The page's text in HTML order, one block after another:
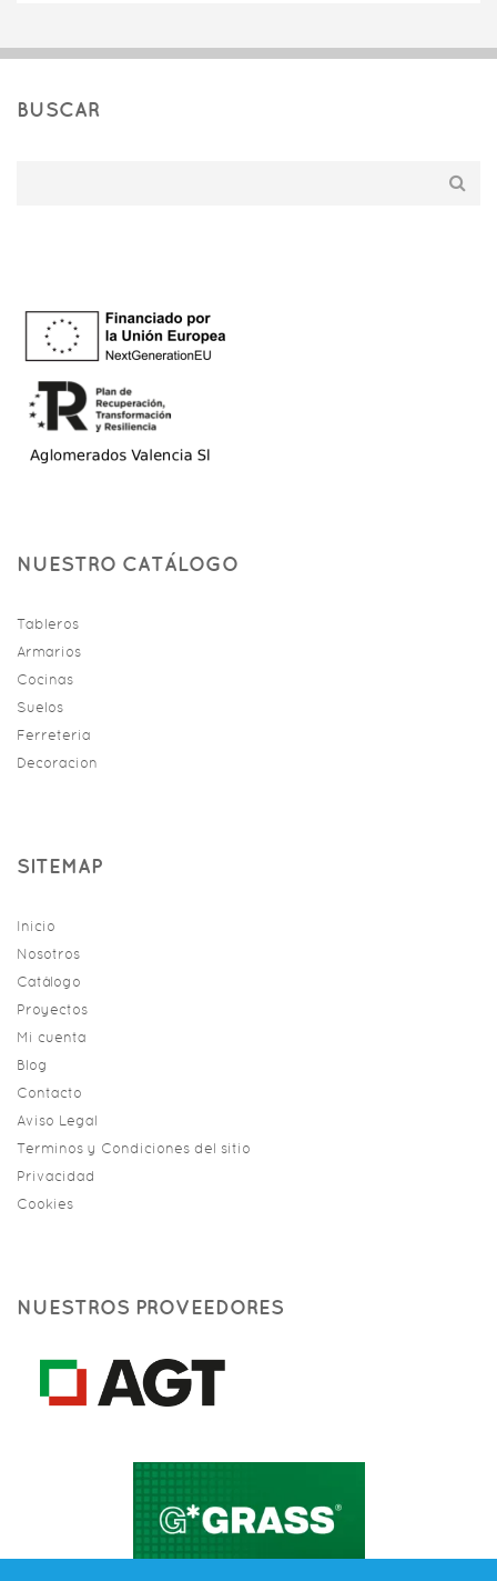
BUSCAR
NUESTRO CATÁLOGO
Tableros
Armarios
Cocinas
Suelos
Ferreteria
Decoracion
SITEMAP
Inicio
Nosotros
Catálogo
Proyectos
Mi cuenta
Blog
Contacto
Aviso Legal
Terminos y Condiciones del sitio
Privacidad
Cookies
NUESTROS PROVEEDORES